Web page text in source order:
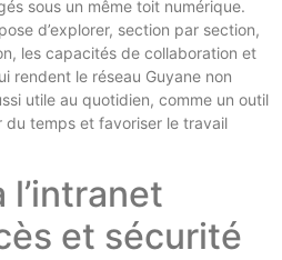
sous un même toit numérique.
d’explorer, section par section,
les capacités de collaboration et
rendent le réseau Guyane non
utile au quotidien, comme un outil
temps et favoriser le travail
l’intranet
et sécurité